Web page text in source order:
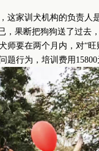
家训犬机构的负责人
，果断把狗狗送了过去
要在两个月内，对“旺
行为，培训费用15800